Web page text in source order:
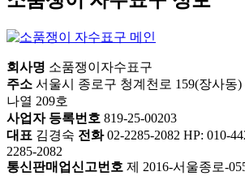
회사명 소품쟁이자수표구
주소 서울시 종로구 청계천로 159(장사동
나열 209호
사업자 등록번호 819-25-00203
대표 김경숙 전화02-2285-2082 HP: 010-
2285-2082
통신판매업신고번호 제 2016-서울종로-